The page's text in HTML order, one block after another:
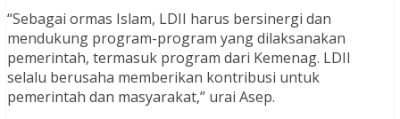
“Sebagai ormas Islam, LDII harus bersinergi dan
mendukung program-program yang dilaksanakan
pemerintah, termasuk program dari Kemenag. LDII
selalu berusaha memberikan kontribusi untuk
pemerintah dan masyarakat,” urai Asep.